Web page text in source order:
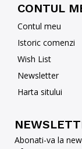
CONTUL
Contul meu
Istoric comenzi
Wish List
Newsletter
Harta sitului
Abonati-va la